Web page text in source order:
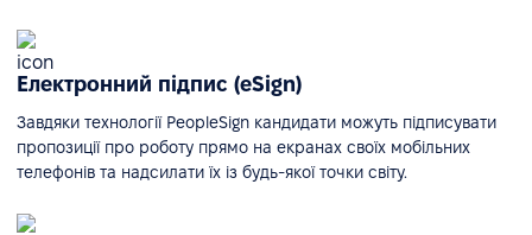
Електронний підпис (eSign)
Завдяки технології PeopleSign кандидати можуть підписувати
пропозиції про роботу прямо на екранах своїх мобільних
телефонів та надсилати їх із будь-якої точки світу.